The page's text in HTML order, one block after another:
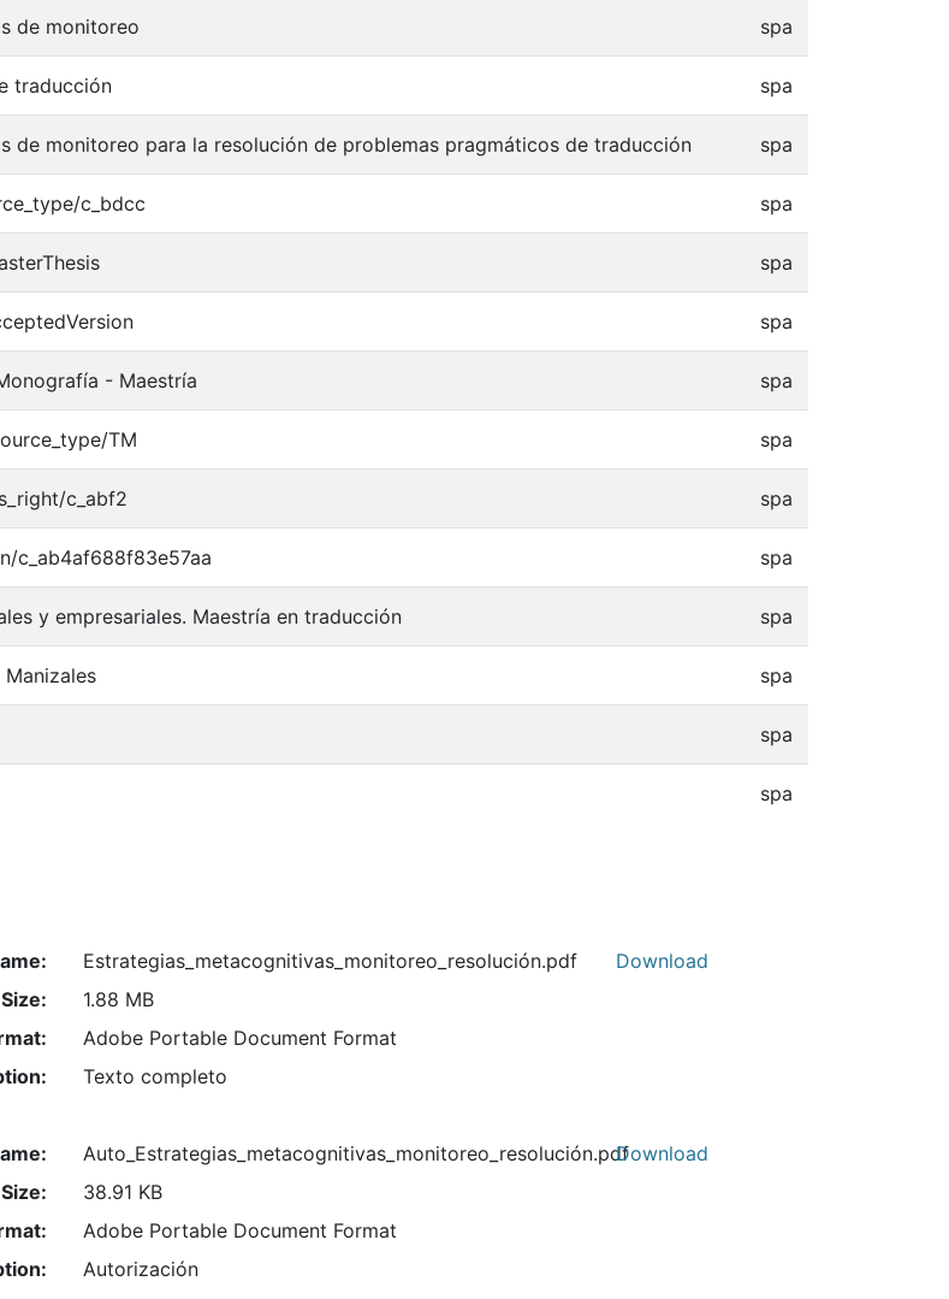
de monitoreo spa
traducción spa
de monitoreo para la resolución de problemas pragmáticos de traducción spa
c_bdcc spa
spa
spa
- Maestría spa
TM spa
c_abf2 spa
c_ab4af688f83e57aa spa
y empresariales. Maestría en traducción spa
spa
spa
spa
Estrategias_metacognitivas_monitoreo_resolución.pdf
Size:
1.88 MB
Adobe Portable Document Format
Texto completo
Download
Auto_Estrategias_metacognitivas_monitoreo_resolución.pdf
Size:
38.91 KB
Adobe Portable Document Format
Autorización
Download